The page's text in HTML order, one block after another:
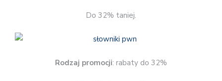
Do 32% taniej.
Rodzaj promocji: rabaty do 32%